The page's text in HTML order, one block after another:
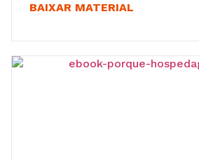
BAIXAR MATERIAL